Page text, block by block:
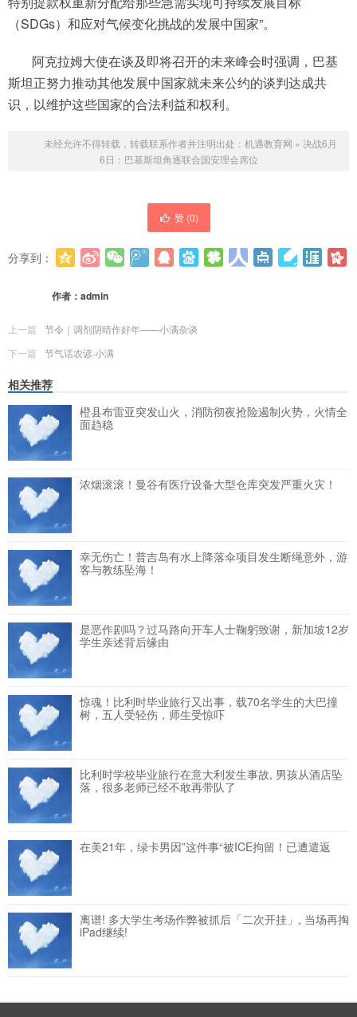
（SDGs）和应对气候变化挑战的发展中国家”。
阿克拉姆大使在谈及即将召开的未来峰会时强调，巴基
斯坦正努力推动其他发展中国家就未来公约的谈判达成共
识，以维护这些国家的合法利益和权利。
未经允许不得转载，转载联系作者并注明出处： 机遇教育网 » 决战6月
6日：巴基斯坦角逐联合国安理会席位
赞 (0)
分享到：
作者： admin
上一篇
节令｜调剂阴晴作好年——小满杂谈
下一篇
节气话农谚·小满
相关推荐
橙县布雷亚突发山火，消防彻夜抢险遏制火势，火情全
面趋稳
浓烟滚滚！曼谷有医疗设备大型仓库突发严重火灾！
幸无伤亡！普吉岛有水上降落伞项目发生断绳意外，游
客与教练坠海！
是恶作剧吗？过马路向开车人士鞠躬致谢，新加坡12岁
学生亲述背后缘由
惊魂！比利时毕业旅行又出事，载70名学生的大巴撞
树，五人受轻伤，师生受惊吓
比利时学校毕业旅行在意大利发生事故, 男孩从酒店坠
落，很多老师已经不敢再带队了
在美21年，绿卡男因”这件事“被ICE拘留！已遭遣返
离谱! 多大学生考场作弊被抓后「二次开挂」, 当场再掏
iPad继续!